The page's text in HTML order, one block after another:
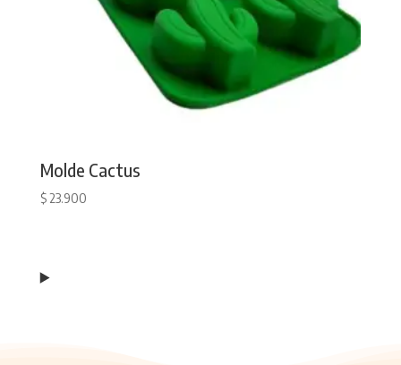
Molde Cactus
$23.900